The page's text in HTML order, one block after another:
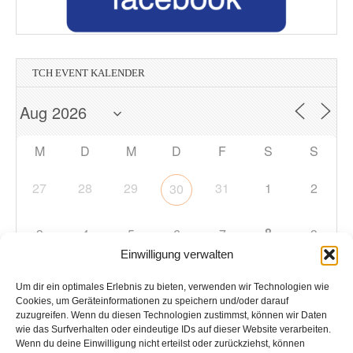
Einwilligung verwalten
Um dir ein optimales Erlebnis zu bieten, verwenden wir Technologien wie
Cookies, um Geräteinformationen zu speichern und/oder darauf
zuzugreifen. Wenn du diesen Technologien zustimmst, können wir Daten
wie das Surfverhalten oder eindeutige IDs auf dieser Website verarbeiten.
Wenn du deine Einwilligung nicht erteilst oder zurückziehst, können
TCH EVENT KALENDER
M D M D F S S
27 28 29 30 31 1 2
3 4 5 6 7 8 9
10 11 12 13 14 15
17 18 19 20 21 22 23